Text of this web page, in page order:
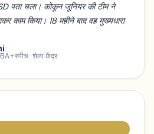
पता चला। कोकून जूनियर की टीम ने
काम किया। 18 महीने बाद वह मुख्यधारा
· शेला केंद्र